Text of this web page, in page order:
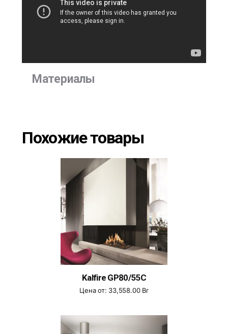
Материалы
Похожие товары
Kalfire GP80/55C
Цена от: 33,558.00 Br